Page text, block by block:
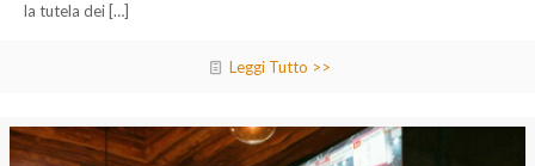
la tutela dei […]
Leggi Tutto >>